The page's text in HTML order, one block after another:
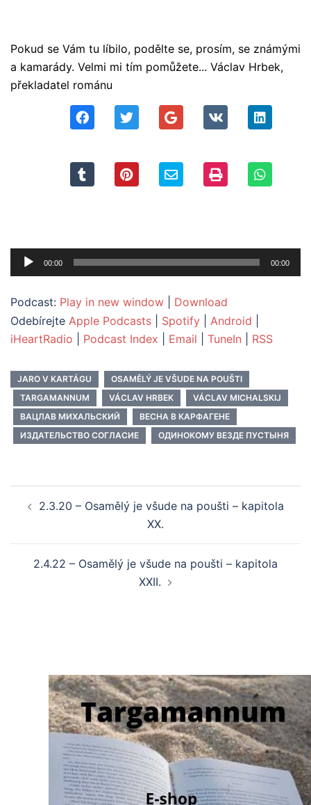
Pokud se Vám tu líbilo, podělte se, prosím, se známými
a kamarády. Velmi mi tím pomůžete... Václav Hrbek,
překladatel románu
Audio
přehrávač
00:00 00:00
Podcast: Play in new window
Download
Odebírejte Apple Podcasts Spotify Android
iHeartRadio
Podcast Index Email TuneIn RSS
JARO V KARTÁGU
OSAMĚLÝ JE VŠUDE NA POUŠTI
TARGAMANNUM
VÁCLAV HRBEK
VÁCLAV MICHALSKIJ
ВАЦЛАВ МИХАЛЬСКИЙ
ВЕСНА В КАРФАГЕНЕ
ИЗДАТЕЛЬСТВО СОГЛАСИЕ
ОДИНОКОМУ ВЕЗДЕ ПУСТЫНЯ
navigation
2.3.20 – Osamělý je všude na poušti – kapitola
XX.
2.4.22 – Osamělý je všude na poušti – kapitola
XXII.